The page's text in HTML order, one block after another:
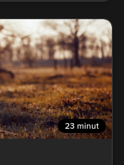
23 minut